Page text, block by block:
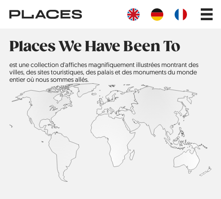
contenu
Main
Places We Have Been To
est une collection d'affiches magnifiquement illustrées montrant des
villes, des sites touristiques, des palais et des monuments du monde
entier où nous sommes allés.